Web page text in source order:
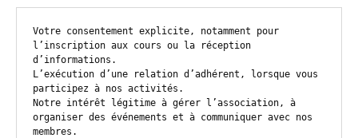
Votre consentement explicite, notamment pour
l’inscription aux cours ou la réception
d’informations.
L’exécution d’une relation d’adhérent, lorsque vous
participez à nos activités.
Notre intérêt légitime à gérer l’association, à
organiser des événements et à communiquer avec nos
membres.